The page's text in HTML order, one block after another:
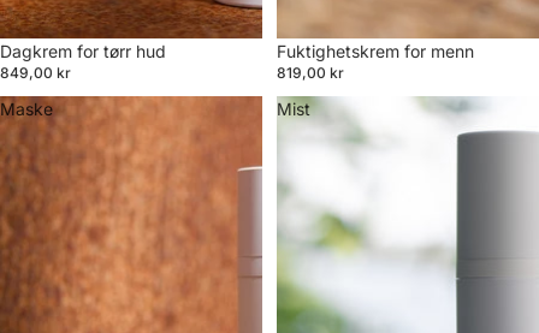
Dagkrem for tørr hud
849,00 kr
Fuktighetskrem for menn
819,00 kr
Maske Mist